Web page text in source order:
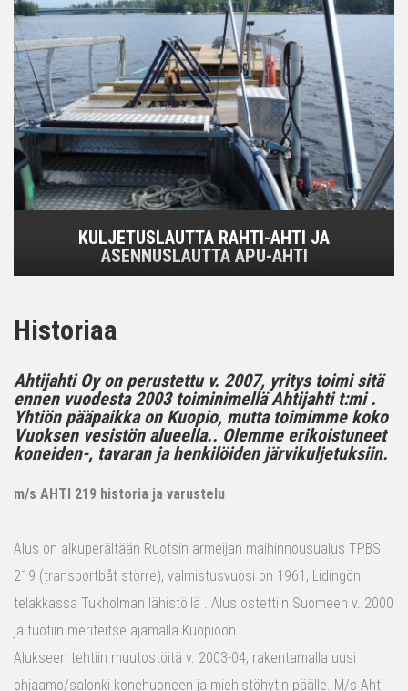
KULJETUSLAUTTA RAHTI-AHTI JA
ASENNUSLAUTTA APU-AHTI
Historiaa
Ahtijahti Oy on perustettu v. 2007, yritys toimi sitä
ennen vuodesta 2003 toiminimellä Ahtijahti t:mi .
Yhtiön pääpaikka on Kuopio, mutta toimimme koko
Vuoksen vesistön alueella.. Olemme erikoistuneet
koneiden-, tavaran ja henkilöiden järvikuljetuksiin.
m/s AHTI 219 historia ja varustelu
Alus on alkuperältään Ruotsin armeijan maihinnousualus TPBS
219 (transportbåt större), valmistusvuosi on 1961, Lidingön
telakkassa Tukholman lähistöllä . Alus ostettiin Suomeen v. 2000
ja tuotiin meriteitse ajamalla Kuopioon.
Alukseen tehtiin muutostöitä v. 2003-04, rakentamalla uusi
ohjaamo/salonki konehuoneen ja miehistöhytin päälle. M/s Ahti